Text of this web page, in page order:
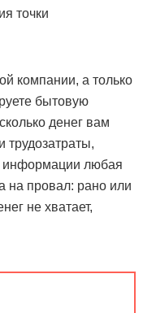
точки
компании, а только
бытовую
денег вам
трудозатраты,
информации любая
на провал: рано или
не хватает,